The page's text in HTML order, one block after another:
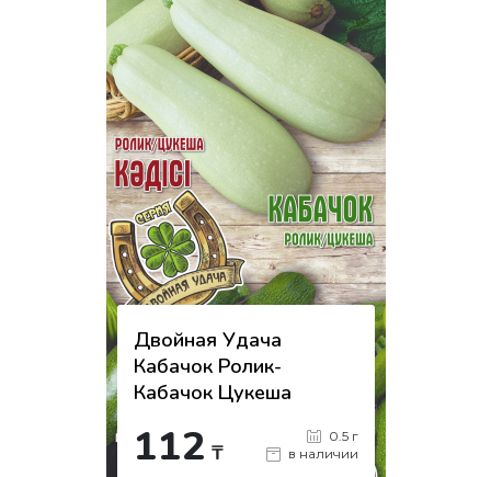
Двойная Удача
Кабачок Ролик-
Кабачок Цукеша
112 ₸
0.5 г
в наличии